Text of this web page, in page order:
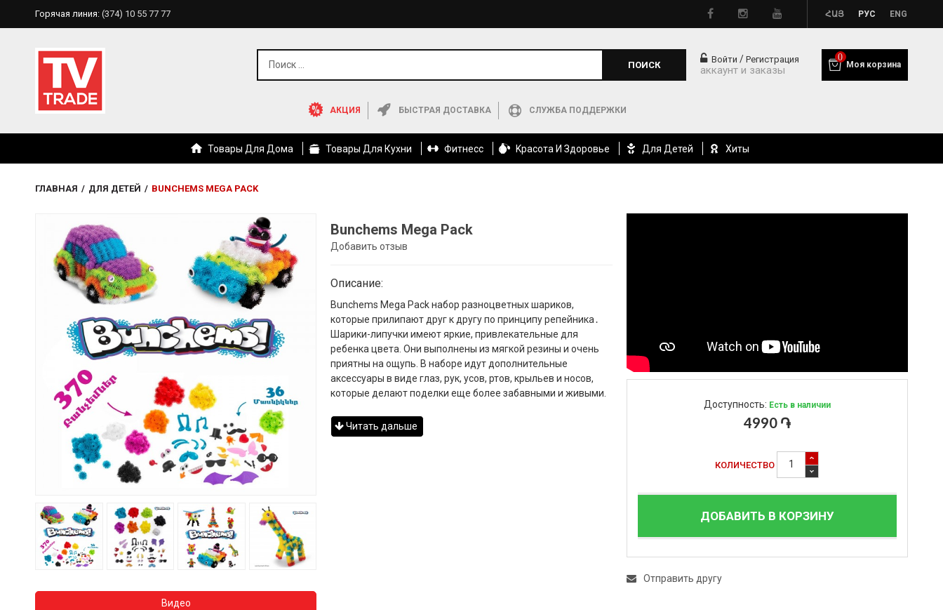
Горячая линия: (374) 10 55 77 77 ՀԱՅ РУС ENG
ПОИСК
АКЦИЯ БЫСТРАЯ ДОСТАВКА СЛУЖБА ПОДДЕРЖКИ
Войти / Регистрация
аккаунт и заказы
0
Моя корзина
Товары Для Дома Товары Для Кухни Фитнесс Kрасота И Здоровье Для Детей Хиты
ГЛАВНАЯ / ДЛЯ ДЕТЕЙ / BUNCHEMS MEGA PACK
Видео
Bunchems Mega Pack
Добавить отзыв
Описание:
Bunchems Mega Pack набор разноцветных шариков,
которые прилипают друг к другу по принципу репейника․
Шарики-липучки имеют яркие, привлекательные для
ребенка цвета. Они выполнены из мягкой резины и очень
приятны на ощупь. В наборе идут дополнительные
аксессуары в виде глаз, рук, усов, ртов, крыльев и носов,
которые делают поделки еще более забавными и живыми.
Читать дальше
Доступность: Есть в наличии
4990 ֏
КОЛИЧЕСТВО
ДОБАВИТЬ В КОРЗИНУ
Отправить другу